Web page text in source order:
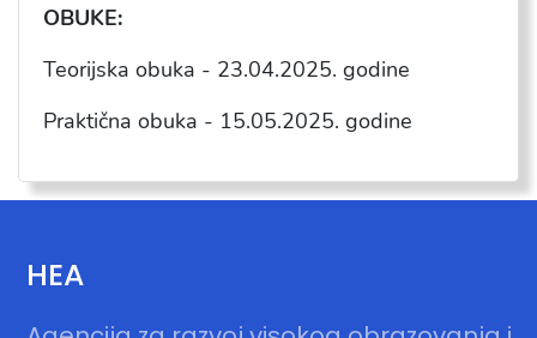
OBUKE:
Teorijska obuka - 23.04.2025. godine
Praktična obuka - 15.05.2025. godine
HEA